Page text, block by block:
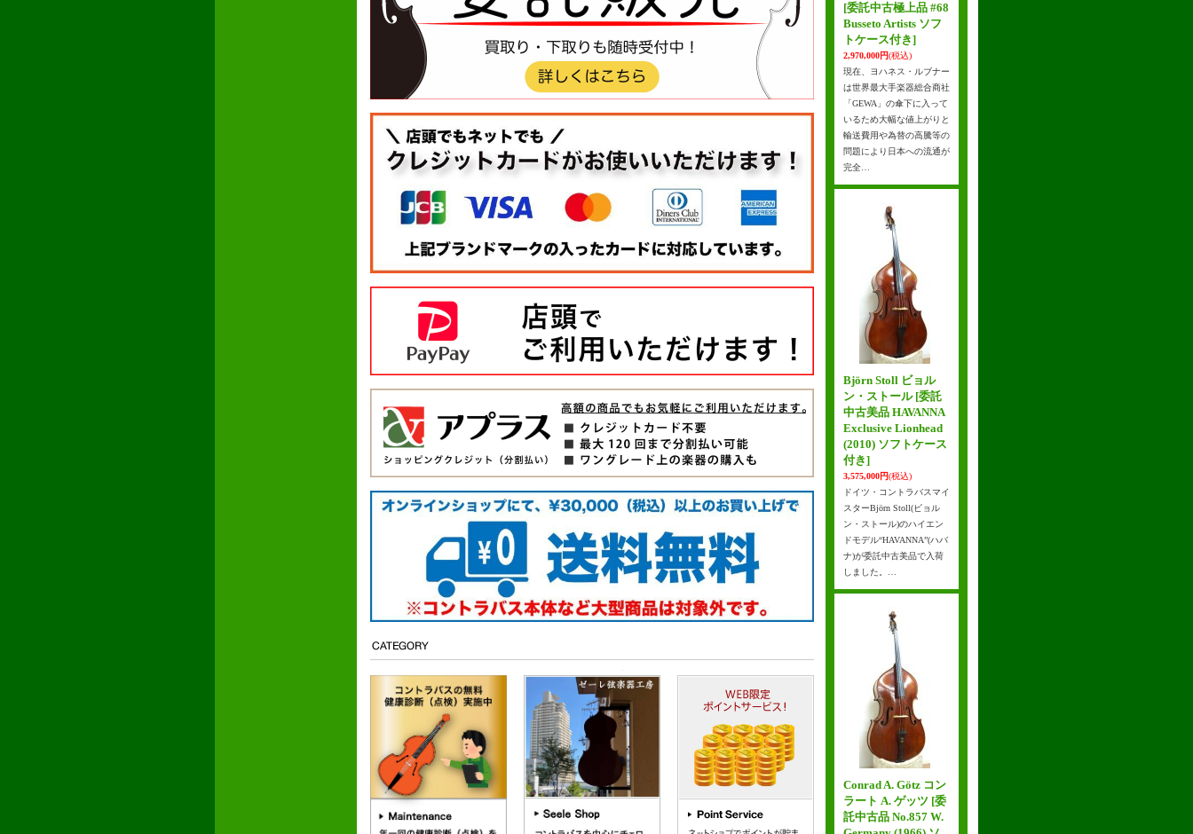
[委託中古極上品 #68
Busseto Artists ソフ
トケース付き]
2,970,000円(税込)
現在、ヨハネス・ルブナー
は世界最大手楽器総合商社
「GEWA」の傘下に入って
いるため大幅な値上がりと
輸送費用や為替の高騰等の
問題により日本への流通が
完全…
Björn Stoll ビョル
ン・ストール [委託
中古美品 HAVANNA
Exclusive Lionhead
(2010) ソフトケース
付き]
3,575,000円(税込)
ドイツ・コントラバスマイ
スターBjörn Stoll(ビョル
ン・ストール)のハイエン
ドモデル“HAVANNA”(ハバ
ナ)が委託中古美品で入荷
しました。…
Conrad A. Götz コン
ラート A. ゲッツ [委
託中古品 No.857 W.